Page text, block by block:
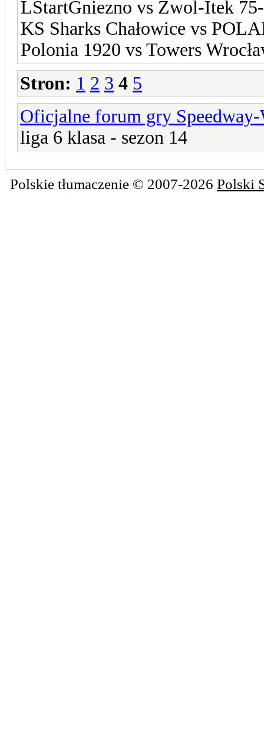
LStartGniezno vs Zwol-Itek
KS Sharks Chałowice vs
Polonia 1920 vs Towers
Stron: 1 2 3 4 5
Oficjalne forum gry
liga 6 klasa - sezon 14
Polskie tłumaczenie © 2007-2026 Polski